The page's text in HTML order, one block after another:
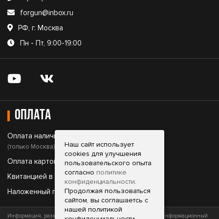
forgun@inbox.ru
РФ, г. Москва
Пн - Пт, 9:00-19:00
Оплата
Оплата наличными;
(только Москва)
Оплата картой;
Квитанцией в банке;
Наложенный платеж.
Информация, размещенная на сайте, носит исключительно информационный
Наш сайт использует
cookies для улучшения
пользовательского опыта
согласно политике
конфиденциальности.
Продолжая пользоваться
сайтом, вы соглашаетсь с
нашей политикой